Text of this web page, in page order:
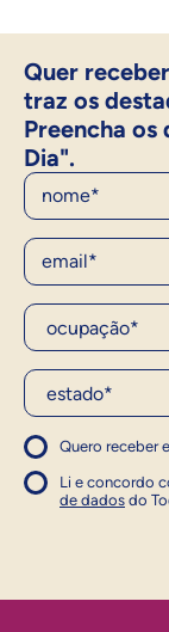
Quer
traz os
Preencha os
Dia".
Nome
E-Mail
Ocupação*
Estado*
Quero receber
1
Concordo com a
Concordo com a
Li e concordo
de dados do
1